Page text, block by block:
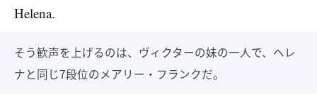
Helena.
そう歓声を上げるのは、ヴィクターの妹の一人で、ヘレ
ナと同じ7段位のメアリー・フランクだ。